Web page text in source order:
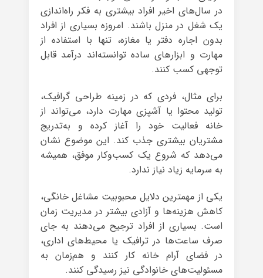
در سال‌های اخیر افراد بیشتری به فکر راه‌اندازی
یک شغل در منزل باشند. امروزه بسیاری از افراد
بدون اجاره دفتر یا مغازه، تنها با استفاده از
مهارت و ابزارهای ساده توانسته‌اند درآمد قابل
توجهی کسب کنند.
برای مثال، فردی که در زمینه طراحی گرافیک،
تولید محتوا یا آشپزی مهارت دارد، می‌تواند از
خانه فعالیت خود را آغاز کرده و به‌تدریج
مشتریان بیشتری جذب کند. این موضوع نشان
می‌دهد که شروع یک کسب‌وکار موفق، همیشه
به سرمایه زیاد نیاز ندارد.
یکی از مهمترین دلایل محبوبیت مشاغل خانگی،
کاهش هزینه‌ها و آزادی بیشتر در مدیریت زمان
است. بسیاری از افراد ترجیح می‌دهند به جای
صرف ساعت‌ها در ترافیک یا محیط‌های اداری،
در فضای آرام خانه کار کنند و هم‌زمان به
مسئولیت‌های خانوادگی نیز رسیدگی کنند.